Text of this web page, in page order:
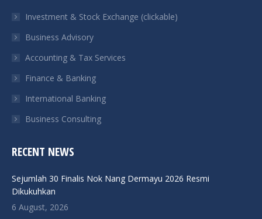
new
window
new
window
new
window
new
window
Investment & Stock Exchange (clickable)
Business Advisory
Accounting & Tax Services
Finance & Banking
International Banking
Business Consulting
RECENT NEWS
Sejumlah 30 Finalis Nok Nang Dermayu 2026 Resmi
Dikukuhkan
6 August, 2026